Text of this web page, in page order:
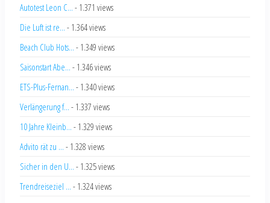
Autotest Leon C... - 1.371 views
Die Luft ist re... - 1.364 views
Beach Club Hots... - 1.349 views
Saisonstart Abe... - 1.346 views
ETS-Plus-Fernan... - 1.340 views
Verlängerung f... - 1.337 views
10 Jahre Kleinb... - 1.329 views
Advito rät zu ... - 1.328 views
Sicher in den U... - 1.325 views
Trendreiseziel ... - 1.324 views